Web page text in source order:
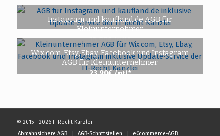
Instagram und kaufland.de AGB für
Kleinunternehmer
15,90€ /mtl.*
Wix.com, Etsy, Ebay, Facebook und Instagram
AGB für Kleinunternehmer
23,90€ /mtl.*
© 2015 - 2026 IT-Recht Kanzlei
Abmahnsichere AGB
AGB-Schnttstellen eCcommerce-AGB